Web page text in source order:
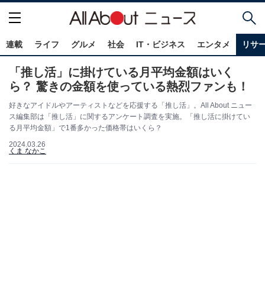
連載 ライフ グルメ 社会 IT・ビジネス エンタメ リサ
「推し活」に掛けている月平均金額はいく
ら？ 驚きの金額を使っている熱烈ファンも！
好きなアイドルやアーティストなどを応援する「推し活」。All About ニュー
ス編集部は「推し活」に関するアンケート調査を実施。「推し活に掛けてい
る月平均金額」で1番多かった価格帯はいくら？
2024.03.26
くま なかこ